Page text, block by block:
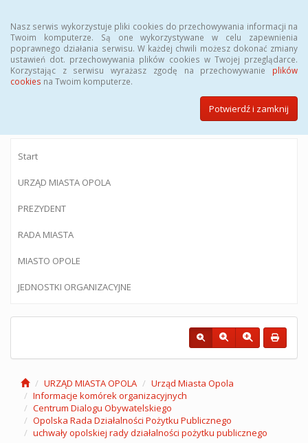
Nasz serwis wykorzystuje pliki cookies do przechowywania informacji na
Twoim komputerze. Są one wykorzystywane w celu zapewnienia
poprawnego działania serwisu. W każdej chwili możesz dokonać zmiany
ustawień dot. przechowywania plików cookies w Twojej przeglądarce.
Korzystając z serwisu wyrażasz zgodę na przechowywanie plików
cookies na Twoim komputerze.
Potwierdź i zamknij
BIULETYN INFORMACJI PUBLICZNEJ
Urzędu Miasta Opola
Start
URZĄD MIASTA OPOLA
PREZYDENT
RADA MIASTA
MIASTO OPOLE
JEDNOSTKI ORGANIZACYJNE
URZĄD MIASTA OPOLA
Urząd Miasta Opola
Informacje komórek organizacyjnych
Centrum Dialogu Obywatelskiego
Opolska Rada Działalności Pożytku Publicznego
uchwały opolskiej rady działalności pożytku publicznego